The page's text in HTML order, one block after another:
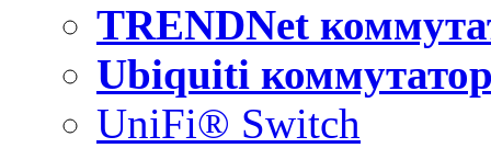
TRENDNet
Ubiquiti
UniFi® Switch